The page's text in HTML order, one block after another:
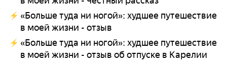
«Больше туда ни ногой»: худшее путешествие
в моей жизни - отзыв
«Больше туда ни ногой»: худшее путешествие
в моей жизни - отзыв об отпуске в Карелии